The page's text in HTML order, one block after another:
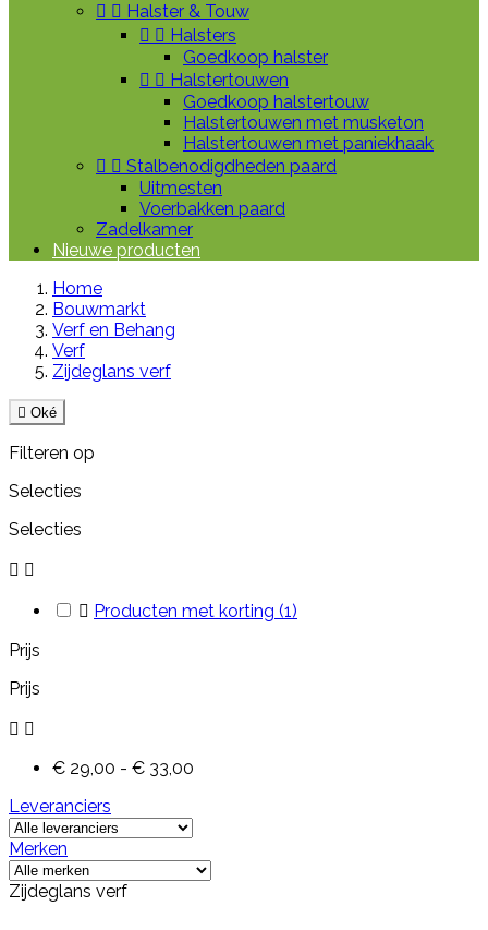
  Halster & Touw
  Halsters
Goedkoop halster
  Halstertouwen
Goedkoop halstertouw
Halstertouwen met musketon
Halstertouwen met paniekhaak
  Stalbenodigdheden paard
Uitmesten
Voerbakken paard
Zadelkamer
Nieuwe producten
Home
Bouwmarkt
Verf en Behang
Verf
Zijdeglans verf
 Oké
Filteren op
Selecties
Selecties
 
 Producten met korting (1)
Prijs
Prijs
 
€ 29,00 - € 33,00
Leveranciers
Merken
Zijdeglans verf